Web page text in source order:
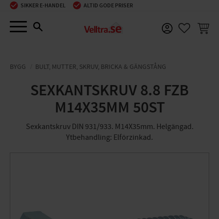
Menu
SIKKER E-HANDEL ALTID GODE PRISER
BYGG BULT, MUTTER, SKRUV, BRICKA & GÄNGSTÅNG
SEXKANTSKRUV 8.8 FZB
M14X35MM 50ST
Sexkantskruv DIN 931/933. M14X35mm. Helgängad.
Ytbehandling: Elförzinkad.